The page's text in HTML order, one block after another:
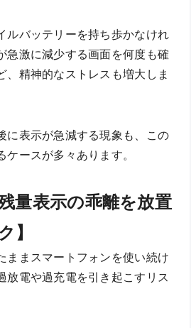
ルバッテリーを持ち歩かなけれ
急激に減少する画面を何度も確
、精神的なストレスも増大しま
に表示が急減する現象も、この
ースが多々あります。
量表示の乖離を放置
】
ままスマートフォンを使い続け
放電や過充電を引き起こすリス